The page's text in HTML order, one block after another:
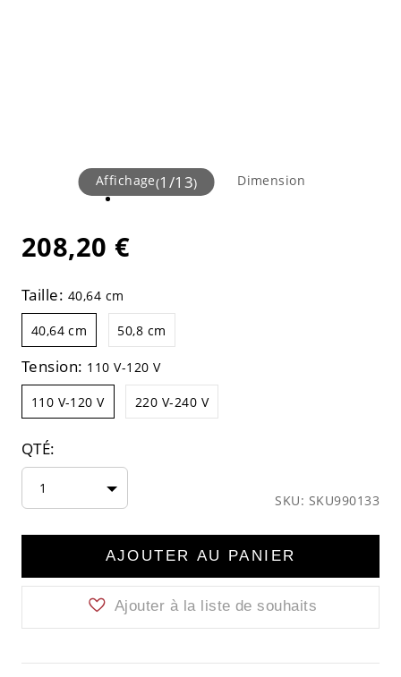
Affichage(1 /13) Dimension
208,20 €
Taille: 40,64 cm
40,64 cm 50,8 cm
Tension: 110 V-120 V
110 V-120 V 220 V-240 V
QTÉ:
1
SKU: SKU990133
AJOUTER AU PANIER
Ajouter à la liste de souhaits